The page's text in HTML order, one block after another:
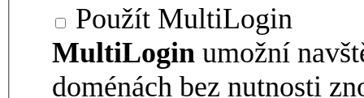
Použít MultiLogin
MultiLogin umožní
doménách bez nutnosti